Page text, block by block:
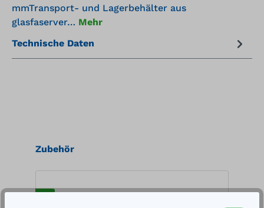
mmTransport- und Lagerbehälter aus
glasfaserver… Mehr
Technische Daten
Produktgalerie überspringen
Zubehör
%